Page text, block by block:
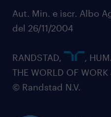
Aut. Min. e iscr. Albo
del 26/11/2004
RANDSTAD,
,
THE WORLD OF
© Randstad N.V.